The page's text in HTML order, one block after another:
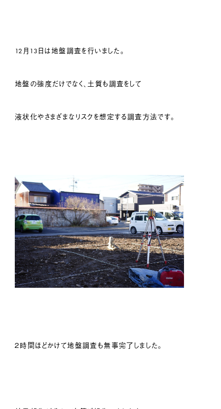
12月13日は地盤調査を行いました。
地盤の強度だけでなく、土質も調査をして
液状化やさまざまなリスクを想定する調査方法です。
２時間ほどかけて地盤調査も無事完了しました。